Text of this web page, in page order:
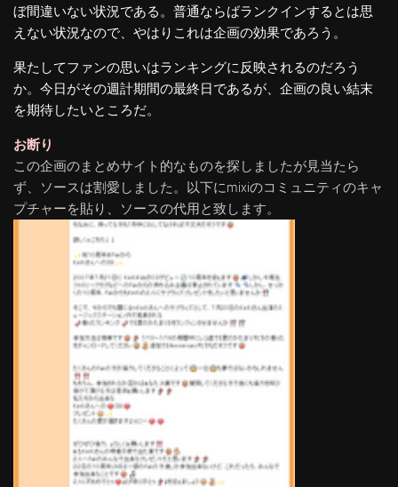
ぼ間違いない状況である。普通ならばランクインするとは思
えない状況なので、やはりこれは企画の効果であろう。
果たしてファンの思いはランキングに反映されるのだろう
か。今日がその週計期間の最終日であるが、企画の良い結末
を期待したいところだ。
お断り
この企画のまとめサイト的なものを探しましたが見当たら
ず、ソースは割愛しました。以下にmixiのコミュニティのキャ
プチャーを貼り、ソースの代用と致します。